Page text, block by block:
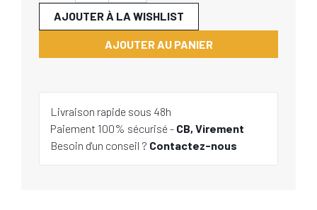
AJOUTER AU PANIER
AJOUTER À LA WISHLIST
Livraison rapide sous 48h
Paiement 100% sécurisé - CB, Virement
Besoin d'un conseil ? Contactez-nous